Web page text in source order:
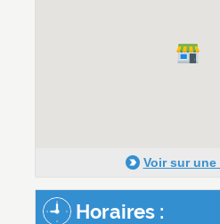
Voir sur une
Horaires :